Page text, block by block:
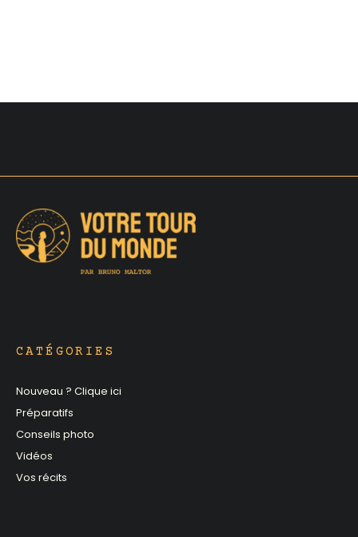
CATÉGORIES
Nouveau ? Clique ici
Préparatifs
Conseils photo
Vidéos
Vos récits